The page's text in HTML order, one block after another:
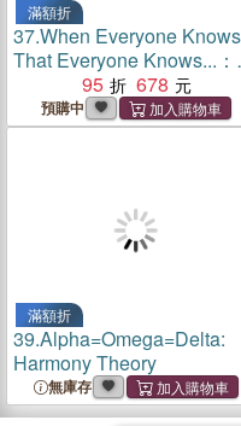
滿額折
37.When Everyone Knows
That Everyone Knows...：
Common Knowledge and
the Science of Harmony,
Hypocrisy and Outrage
95 678
預購中
滿額折
39.Alpha=Omega=Delta:
Harmony Theory
無庫存